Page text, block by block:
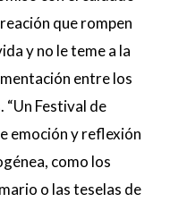
que rompen
y no le teme a la
entre los
Festival de
emoción y reflexión
como los
o las teselas de